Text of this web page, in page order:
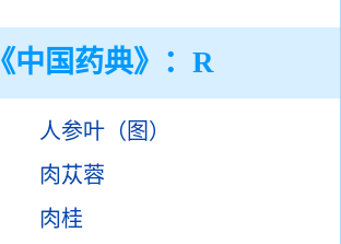
《中国药典》：R
人参叶（图）
肉苁蓉
肉桂